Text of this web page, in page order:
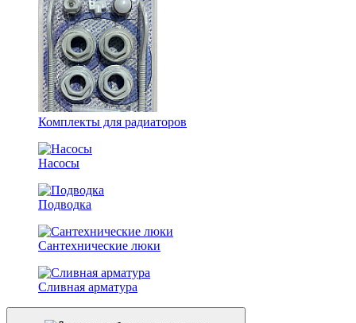
Комплекты для радиаторов
Насосы
Подводка
Сантехнические люки
Сливная арматура